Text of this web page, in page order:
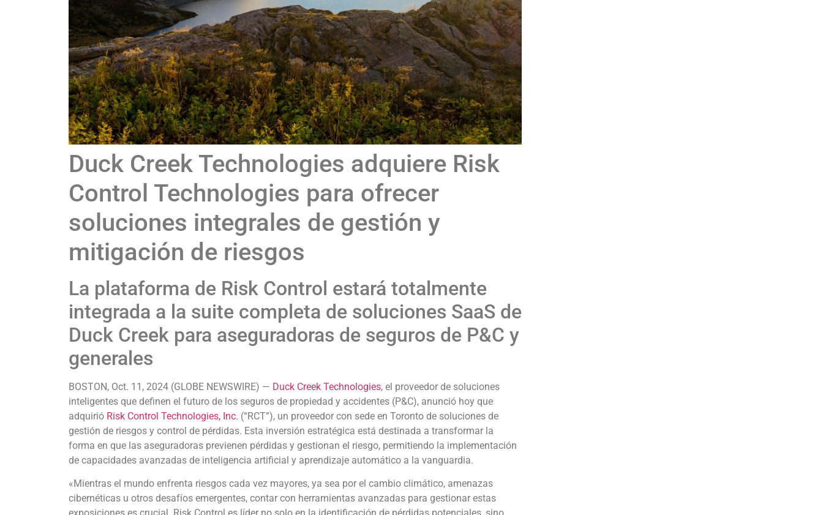
Duck Creek Technologies adquiere Risk
Control Technologies para ofrecer
soluciones integrales de gestión y
mitigación de riesgos
La plataforma de Risk Control estará totalmente
integrada a la suite completa de soluciones SaaS de
Duck Creek para aseguradoras de seguros de P&C y
generales
BOSTON, Oct. 11, 2024 (GLOBE NEWSWIRE) — Duck Creek Technologies, el proveedor de soluciones
inteligentes que definen el futuro de los seguros de propiedad y accidentes (P&C), anunció hoy que
adquirió Risk Control Technologies, Inc. (“RCT”), un proveedor con sede en Toronto de soluciones de
gestión de riesgos y control de pérdidas. Esta inversión estratégica está destinada a transformar la
forma en que las aseguradoras previenen pérdidas y gestionan el riesgo, permitiendo la implementación
de capacidades avanzadas de inteligencia artificial y aprendizaje automático a la vanguardia.
«Mientras el mundo enfrenta riesgos cada vez mayores, ya sea por el cambio climático, amenazas
cibernéticas u otros desafíos emergentes, contar con herramientas avanzadas para gestionar estas